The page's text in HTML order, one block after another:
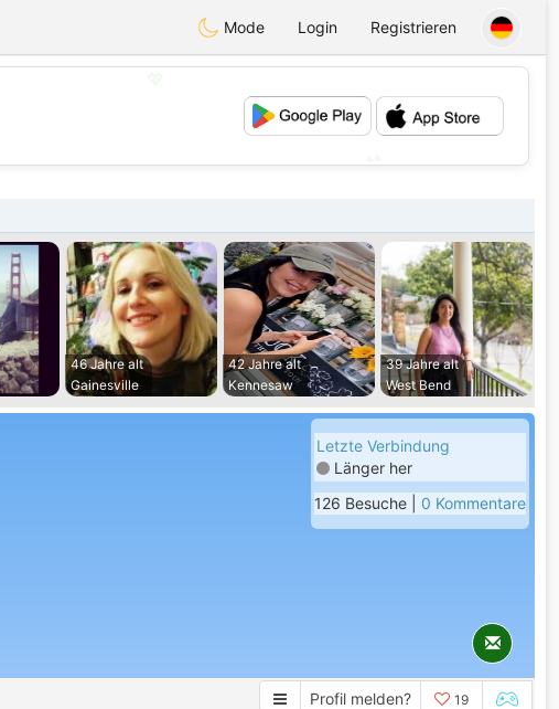
Mode Login Registrieren
46 Jahre alt
Gainesville
42 Jahre alt
Kennesaw
39 Jahre alt
West Bend
Letzte Verbindung
Länger her
126 Besuche | 0 Kommentare
Profil melden? 19